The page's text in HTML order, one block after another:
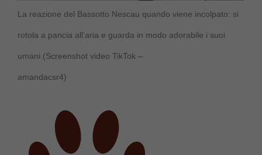
La reazione del Bassotto Nescau quando viene incolpato: si
rotola a pancia all’aria e guarda in modo adorabile i suoi
umani (Screenshot video TikTok –
amandacsr4)